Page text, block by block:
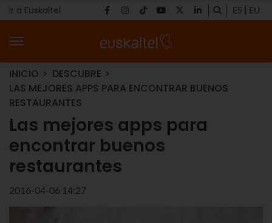
Ir a Euskaltel ES EU
INICIO
DESCUBRE
LAS MEJORES APPS PARA ENCONTRAR BUENOS
RESTAURANTES
Las mejores apps para
encontrar buenos
restaurantes
2016-04-06 14:27